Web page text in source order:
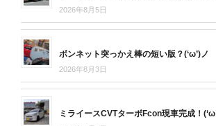
2026年8月5日
ボンネット突っかえ棒の短い版？(‘ω’)ノ
2026年8月3日
ミライースCVTターボFcon現車完成！